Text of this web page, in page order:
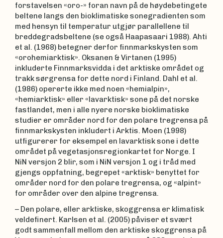
forstavelsen «oro-» foran navn på de høydebetingete
beltene langs den bioklimatiske sonegradienten som
med hensyn til temperatur utgjør parallellene til
breddegradsbeltene (se også Haapasaari 1988). Ahti
et al. (1968) betegner derfor finnmarkskysten som
«orohemiarktisk». Oksanen & Virtanen (1995)
inkluderte Finnmarksvidda i det arktiske området og
trakk sørgrensa for dette nord i Finland. Dahl et al.
(1986) opererte ikke med noen «hemialpin»,
«hemiarktisk» eller «lavarktisk» sone på det norske
fast­landet, men i alle nyere norske bioklimatiske
studier er områder nord for den polare tregrensa på
finn­marks­kysten inkludert i Arktis. Moen (1998)
utfigurerer for eksempel en lavarktisk sone i dette
området på vegeta­sjons­regionkartet for Norge. I
NiN versjon 2 blir, som i NiN versjon 1 og i tråd med
gjengs oppfatning, begrepet «arktisk» benyttet for
områder nord for den polare tregrensa, og «alpint»
for områder over den alpine tregrensa.
– Den polare, eller arktiske, skoggrensa er klimatisk
veldefinert. Karlsen et al. (2005) påviser et svært
godt sammenfall mellom den arktiske skoggrensa på